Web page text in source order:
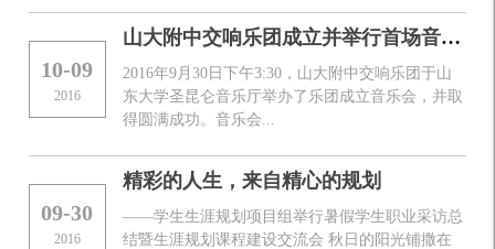
10-09
2016
山大附中交响乐团成立并举行首场音乐会
2016年9月30日下午3:30，山大附中交响乐团于山
东大学圣昆仑音乐厅举办了乐团成立音乐会，并取
得圆满成功。音乐会...
09-30
2016
精彩的人生，来自精心的规划
——学生生涯规划项目组举行暑假学生职业采访总
结暨生涯规划课程建设交流会 秋日的阳光铺撒在